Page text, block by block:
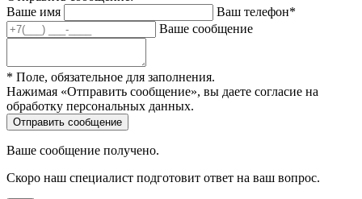
Ваше имя
Ваш телефон*
Ваше сообщение
* Поле, обязательное для заполнения.
Нажимая «Отправить сообщение», вы даете согласие на
обработку персональных данных.
Ваше сообщение получено.
Скоро наш специалист подготовит ответ на ваш вопрос.